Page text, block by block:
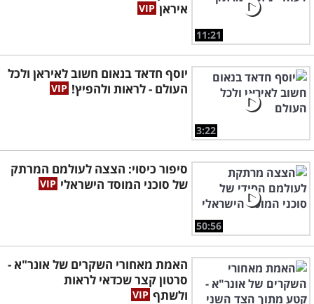
11:21
איראן
3:22
יוסף חדאד בנאום חשוב לאיראן ולכל
העולם - לראות ולהפיץ!
50:56
סיפור כיסוי: הצצה לעולמם המרתק
של סוכני המוסד הישראלי
האמת מאחורי השקרים של אונר"א -
סרטון קצר שכדאי לראות
ולשתף